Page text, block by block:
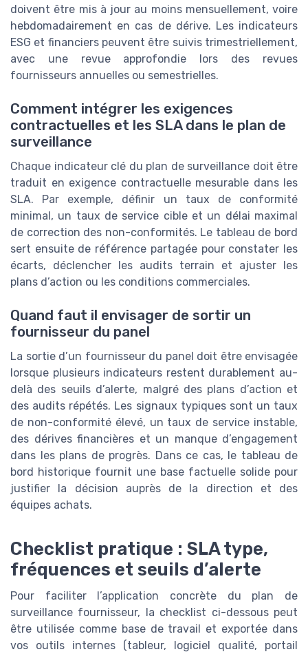
doivent être mis à jour au moins mensuellement, voire
hebdomadairement en cas de dérive. Les indicateurs
ESG et financiers peuvent être suivis trimestriellement,
avec une revue approfondie lors des revues
fournisseurs annuelles ou semestrielles.
Comment intégrer les exigences
contractuelles et les SLA dans le plan de
surveillance
Chaque indicateur clé du plan de surveillance doit être
traduit en exigence contractuelle mesurable dans les
SLA. Par exemple, définir un taux de conformité
minimal, un taux de service cible et un délai maximal
de correction des non-conformités. Le tableau de bord
sert ensuite de référence partagée pour constater les
écarts, déclencher les audits terrain et ajuster les
plans d’action ou les conditions commerciales.
Quand faut il envisager de sortir un
fournisseur du panel
La sortie d’un fournisseur du panel doit être envisagée
lorsque plusieurs indicateurs restent durablement au-
delà des seuils d’alerte, malgré des plans d’action et
des audits répétés. Les signaux typiques sont un taux
de non-conformité élevé, un taux de service instable,
des dérives financières et un manque d’engagement
dans les plans de progrès. Dans ce cas, le tableau de
bord historique fournit une base factuelle solide pour
justifier la décision auprès de la direction et des
équipes achats.
Checklist pratique : SLA type,
fréquences et seuils d’alerte
Pour faciliter l’application concrète du plan de
surveillance fournisseur, la checklist ci-dessous peut
être utilisée comme base de travail et exportée dans
vos outils internes (tableur, logiciel qualité, portail